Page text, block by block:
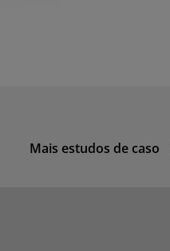
Mais estudos de caso